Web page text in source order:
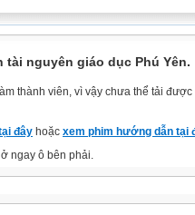
nguyên giáo dục Phú Yên.
thành viên, vì vậy chưa thể tải được
đây hoặc xem phim hướng dẫn tại
ngay ô bên phải.